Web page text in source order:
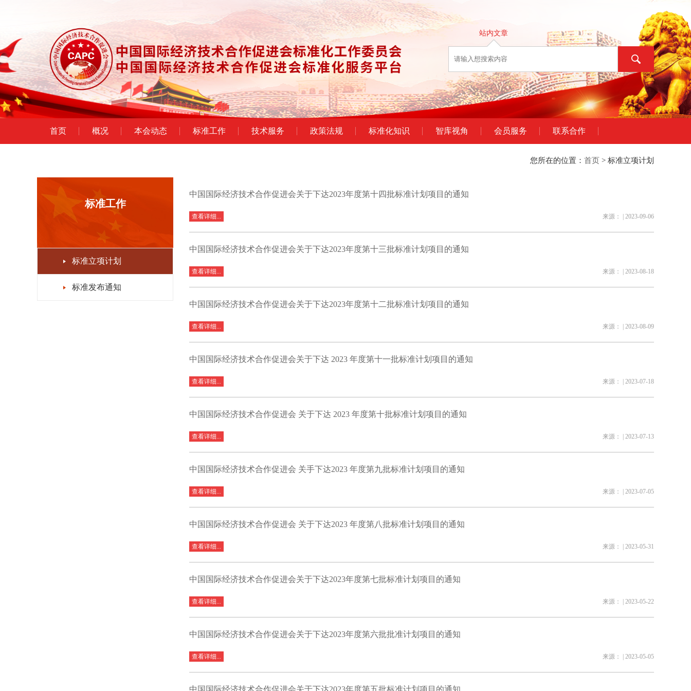
站内文章
首页 概况 本会动态 标准工作 技术服务 政策法规 标准化知识 智库视角 会员服务 联系合作
您所在的位置： 首页 > 标准立项计划
中国国际经济技术合作促进会关于下达2023年度第十四批标准计划项目的通知
查看详细... 来源： | 2023-09-06
中国国际经济技术合作促进会关于下达2023年度第十三批标准计划项目的通知
查看详细... 来源： | 2023-08-18
中国国际经济技术合作促进会关于下达2023年度第十二批标准计划项目的通知
查看详细... 来源： | 2023-08-09
中国国际经济技术合作促进会关于下达 2023 年度第十一批标准计划项目的通知
查看详细... 来源： | 2023-07-18
中国国际经济技术合作促进会 关于下达 2023 年度第十批标准计划项目的通知
查看详细... 来源： | 2023-07-13
中国国际经济技术合作促进会 关手下达2023 年度第九批标准计划项目的通知
查看详细... 来源： | 2023-07-05
中国国际经济技术合作促进会 关于下达2023 年度第八批标准计划项目的通知
查看详细... 来源： | 2023-05-31
中国国际经济技术合作促进会关于下达2023年度第七批标准计划项目的通知
查看详细... 来源： | 2023-05-22
中国国际经济技术合作促进会关于下达2023年度第六批批准计划项目的通知
查看详细... 来源： | 2023-05-05
中国国际经济技术合作促进会关于下达2023年度第五批标准计划项目的通知
标准工作
标准立项计划
标准发布通知